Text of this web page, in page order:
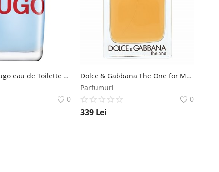
Hugo Boss Hugo eau de Toilette pentru barbati 125 ml Hugo Boss
0
Dolce & Gabbana The One for Men eau de Toilette pentru barbati 150 ml Dolce & Gabbana
Parfumuri
0
339 Lei